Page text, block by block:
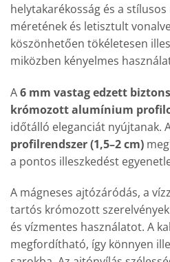
helytakarékosság és a
méretének és letisztult
köszönhetően tökéletesen
miközben kényelmes
A6 mm vastag edzett
krómozott alumínium
időtálló eleganciát nyújtanak.
profilrendszer (1,5–2 cm)
a pontos illeszkedést
A mágneses ajtózáródás, a
tartós krómozott
és vízmentes használatot. A
megfordítható, így könnyen